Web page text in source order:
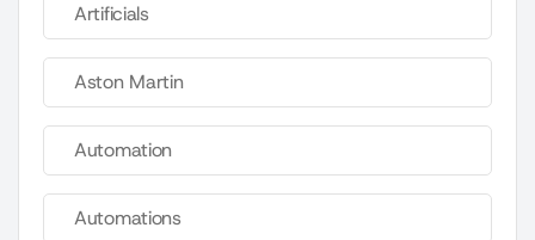
Artificials
Aston Martin
Automation
Automations